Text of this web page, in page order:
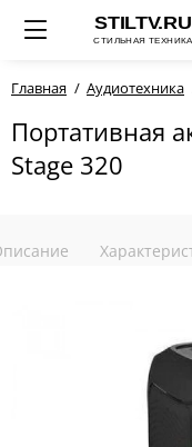
Главная Аудиотехника
Портативная
Stage 320